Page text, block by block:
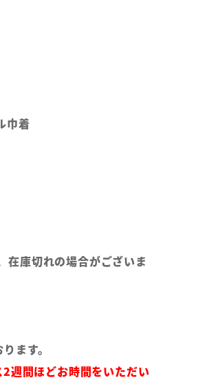
巾着
在庫切れの場合がございま
ます。
週間ほどお時間をいただい